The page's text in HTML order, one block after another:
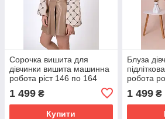
Сорочка вишита для
дівчинки вишита машинна
робота ріст 146 по 164
1 499 ₴
Купити
Блуза
робота
1 499₴